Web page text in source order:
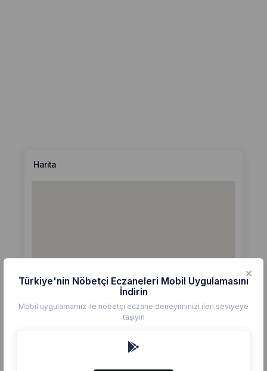
Harita
Türkiye'nin Nöbetçi Eczaneleri Mobil Uygulamasını
İndirin
Mobil uygulamamız ile nöbetçi eczane deneyiminizi ileri seviyeye
taşıyın